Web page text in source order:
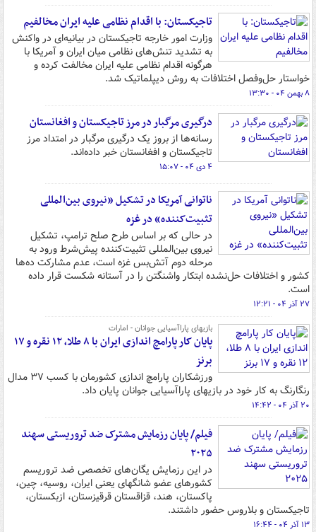
تاجیکستان: با اقدام نظامی علیه ایران مخالفیم
وزارت امور خارجه تاجیکستان در بیانیه‌ای در واکنش
به تشدید تنش‌های نظامی میان ایران و آمریکا با
هرگونه اقدام نظامی علیه ایران مخالفت کرده و
خواستار حل‌وفصل اختلافات به روش دیپلماتیک شد.
۸ بهمن ۰۴ - ۱۳:۳۰
درگیری مرگبار در مرز تاجیکستان و افغانستان
رسانه‌ها از بروز یک درگیری مرگبار در امتداد مرز
تاجیکستان و افغانستان خبر داده‌اند.
۴ دی ۰۴ - ۱۵:۰۷
ناتوانی آمریکا در تشکیل «نیروی بین‌المللی
تثبیت‌کننده» در غزه
در حالی که بر اساس طرح صلح ترامپ، تشکیل
نیروی بین‌المللی تثبیت‌کننده پیش‌شرط ورود به
مرحله دوم آتش‌بس غزه است، عدم مشارکت ده‌ها
کشور و اختلافات حل‌نشده ابتکار واشنگتن را در آستانه شکست قرار داده
است.
۲۷ آذر ۰۴ - ۱۲:۲۱
بازیهای پاراآسیایی جوانان - امارات
پایان کار پارامچ اندازی ایران با ۸ طلا، ۱۲ نقره و ۱۷
برنز
ورزشکاران پارامچ اندازی کشورمان با کسب ۳۷ مدال
رنگارنگ به کار خود در بازیهای پاراآسیایی جوانان پایان داد.
۲۰ آذر ۰۴ - ۱۴:۴۲
فیلم/ پایان رزمایش مشترک ضد تروریستی سهند
۲۰۲۵
در این رزمایش یگان‌های تخصصی ضد تروریسم
کشورهای عضو شانگهای یعنی ایران، روسیه، چین،
پاکستان، هند، قزاقستان قرقیزستان، ازبکستان،
تاجیکستان و بلاروس حضور داشتند.
۱۳ آذر ۰۴ - ۱۶:۴۴